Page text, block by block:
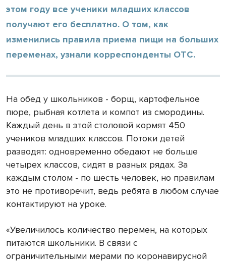
этом году все ученики младших классов
получают его бесплатно. О том, как
изменились правила приема пищи на больших
переменах, узнали корреспонденты ОТС.
На обед у школьников - борщ, картофельное
пюре, рыбная котлета и компот из смородины.
Каждый день в этой столовой кормят 450
учеников младших классов. Потоки детей
разводят: одновременно обедают не больше
четырех классов, сидят в разных рядах. За
каждым столом - по шесть человек, но правилам
это не противоречит, ведь ребята в любом случае
контактируют на уроке.
«Увеличилось количество перемен, на которых
питаются школьники. В связи с
ограничительными мерами по коронавирусной